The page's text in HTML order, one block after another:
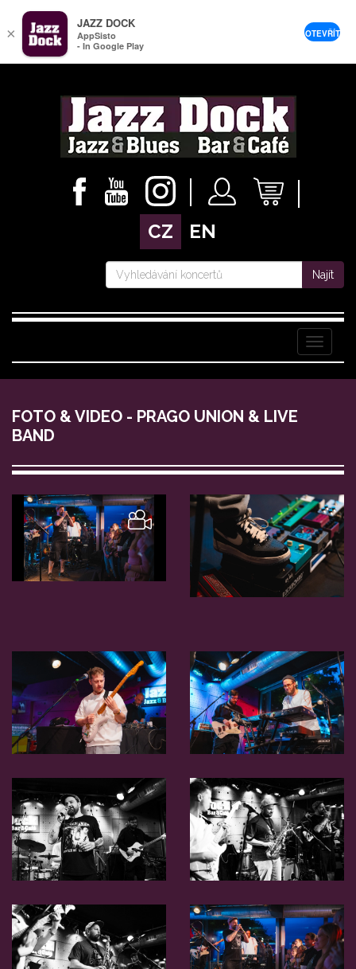
CZ EN
Najít
Menu
FOTO & VIDEO - PRAGO UNION & LIVE
BAND
×
JAZZ DOCK
AppSisto
- In Google Play
OTEVŘÍT